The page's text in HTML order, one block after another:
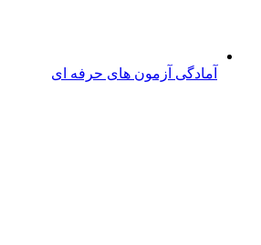
آمادگی آزمون های حرفه ای